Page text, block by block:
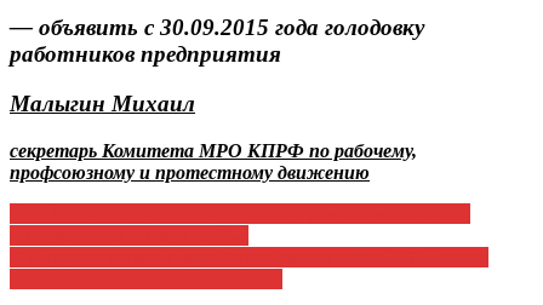
— объявить с 30.09.2015 года голодовку
работников предприятия
Малыгин Михаил
секретарь Комитета МРО КПРФ по рабочему,
профсоюзному и протестному движению
Навигация
по
записям